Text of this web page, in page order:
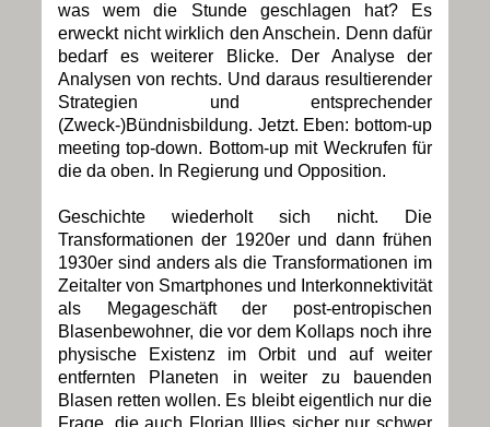
was wem die Stunde geschlagen hat? Es
erweckt nicht wirklich den Anschein. Denn dafür
bedarf es weiterer Blicke. Der Analyse der
Analysen von rechts. Und daraus resultierender
Strategien und entsprechender
(Zweck-)Bündnisbildung. Jetzt. Eben: bottom-up
meeting top-down. Bottom-up mit Weckrufen für
die da oben. In Regierung und Opposition.
Geschichte wiederholt sich nicht. Die
Transformationen der 1920er und dann frühen
1930er sind anders als die Transformationen im
Zeitalter von Smartphones und Interkonnektivität
als Megageschäft der post-entropischen
Blasenbewohner, die vor dem Kollaps noch ihre
physische Existenz im Orbit und auf weiter
entfernten Planeten in weiter zu bauenden
Blasen retten wollen. Es bleibt eigentlich nur die
Frage, die auch Florian Illies sicher nur schwer